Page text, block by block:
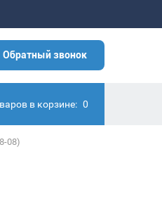
Обратный звонок
в корзине: 0
08)